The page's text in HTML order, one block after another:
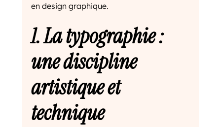
en design graphique.
1. La typographie :
une discipline
artistique et
technique